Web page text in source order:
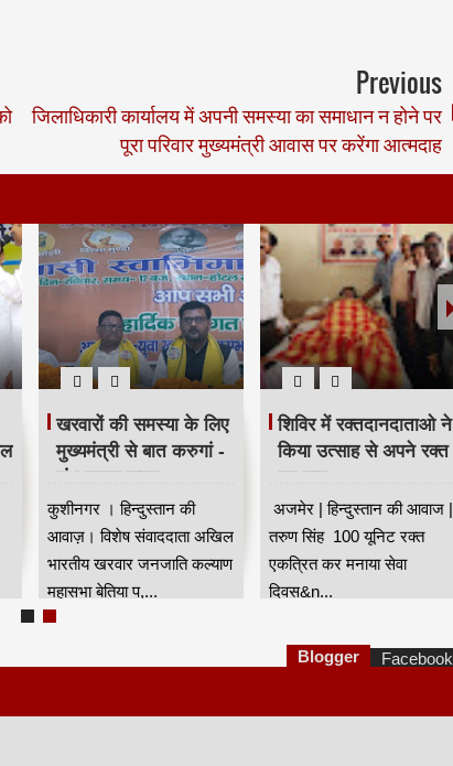
Previous
जिलाधिकारी कार्यालय में अपनी समस्या का समाधान न होने पर
पूरा परिवार मुख्यमंत्री आवास पर करेंगा आत्मदाह
भदंत ज्ञानेश्वर की 88 वीं
जयंती धूम धाम से मनाई
गई।
कुशीनगर । हिन्दुस्तान की
आवाज। विषेष संवाददाता भारत
रत्न डॉ बाबा साहेब आंबेडकर के
गुरु भा...
मजिंदर खरवार ने संगठन
को मजबूत बनाने की अपील
की।
नई दिल्ली से मुंबई के वरिष्ठ
पत्रकार कपिलदेव खरवार की
रिपोर्ट।खरवार वेल्फेयर
सोसायटी(रजि) की तरफ से ...
Blogger Facebook